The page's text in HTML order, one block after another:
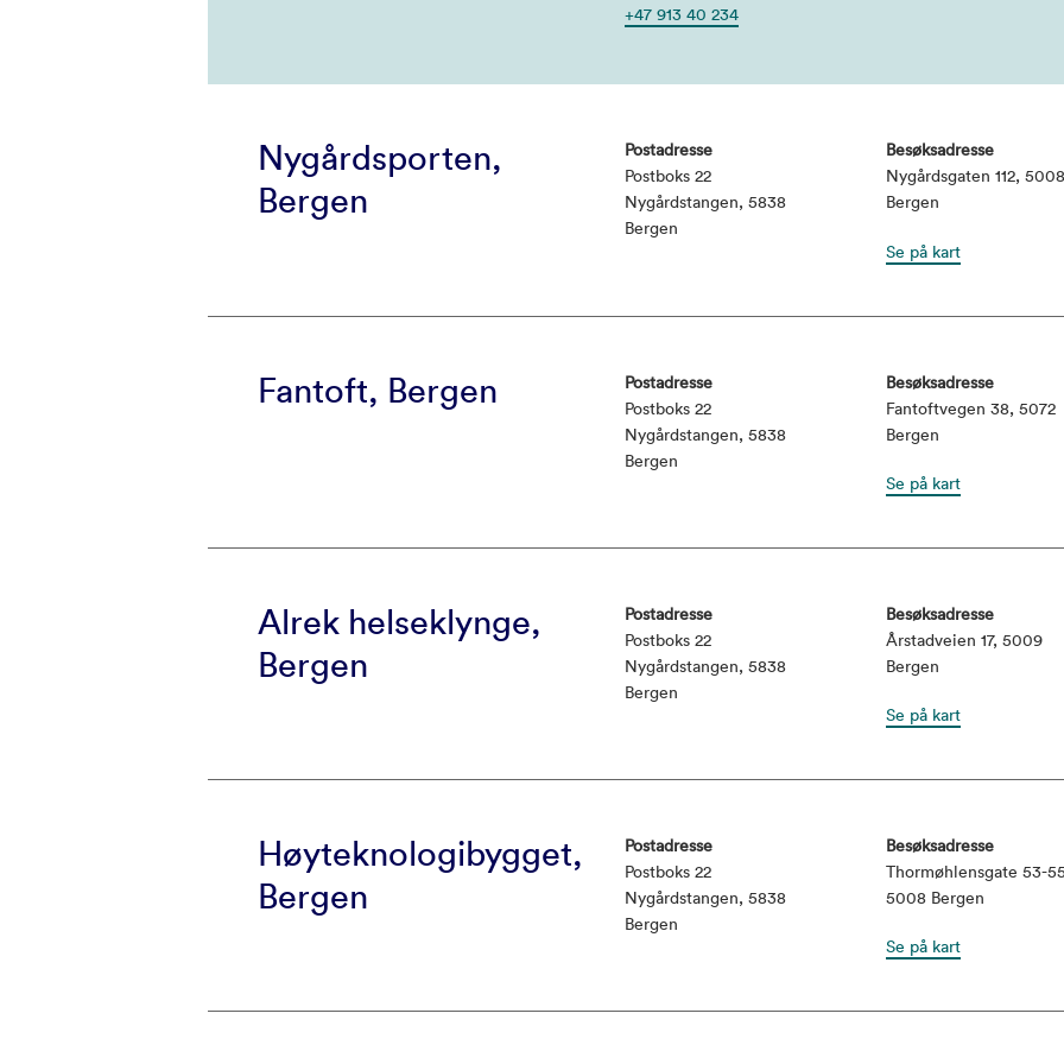
+47 913 40 234
Nygårdsporten,
Bergen
Postadresse
Postboks 22
Nygårdstangen, 5838
Bergen
Besøksadresse
Nygårdsgaten 112, 5008
Bergen
Se på kart
Fantoft, Bergen
Postadresse
Postboks 22
Nygårdstangen, 5838
Bergen
Besøksadresse
Fantoftvegen 38, 5072
Bergen
Se på kart
Alrek helseklynge,
Bergen
Postadresse
Postboks 22
Nygårdstangen, 5838
Bergen
Besøksadresse
Årstadveien 17, 5009
Bergen
Se på kart
Høyteknologibygget,
Bergen
Postadresse
Postboks 22
Nygårdstangen, 5838
Bergen
Besøksadresse
Thormøhlensgate 53-
5008 Bergen
Se på kart